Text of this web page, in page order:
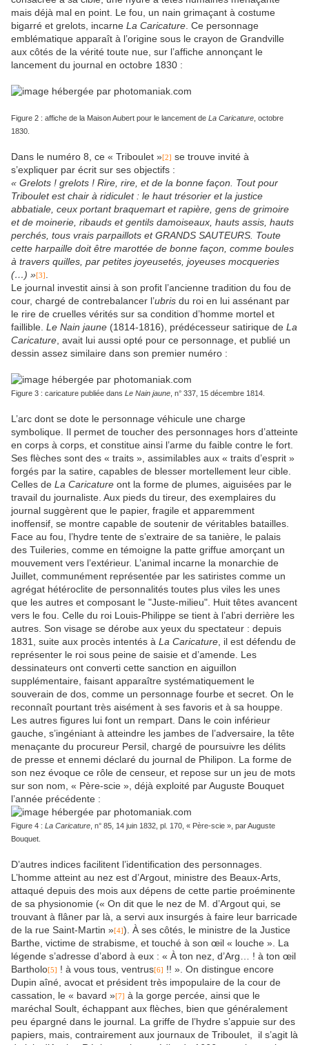
mais déjà mal en point. Le fou, un nain grimaçant à costume
bigarré et grelots, incarne La Caricature . Ce personnage
emblématique apparaît à l’origine sous le crayon de Grandville
aux côtés de la vérité toute nue, sur l’affiche annonçant le
lancement du journal en octobre 1830 :
Figure 2 : affiche de la Maison Aubert pour le lancement de La Caricature , octobre
1830.
Dans le numéro 8, ce « Triboulet »[2] se trouve invité à
s’expliquer par écrit sur ses objectifs :
« Grelots ! grelots ! Rire, rire, et de la bonne façon. Tout pour
Triboulet est chair à ridiculet : le haut trésorier et la justice
abbatiale, ceux portant braquemart et rapière, gens de grimoire
et de moinerie, ribauds et gentils damoiseaux, hauts assis, hauts
perchés, tous vrais parpaillots et GRANDS SAUTEURS. Toute
cette harpaille doit être marottée de bonne façon, comme boules
à travers quilles, par petites joyeusetés, joyeuses mocqueries
(…) »[3]
Le journal investit ainsi à son profit l’ancienne tradition du fou de
cour, chargé de contrebalancer l’ubris du roi en lui assénant par
le rire de cruelles vérités sur sa condition d’homme mortel et
faillible. Le Nain jaune (1814-1816), prédécesseur satirique de La
Caricature , avait lui aussi opté pour ce personnage, et publié un
dessin assez similaire dans son premier numéro :
Figure 3 : caricature publiée dans Le Nain jaune , n° 337, 15 décembre 1814.
L’arc dont se dote le personnage véhicule une charge
symbolique. Il permet de toucher des personnages hors d’atteinte
en corps à corps, et constitue ainsi l’arme du faible contre le fort.
Ses flèches sont des « traits », assimilables aux « traits d’esprit »
forgés par la satire, capables de blesser mortellement leur cible.
Celles de La Caricature ont la forme de plumes, aiguisées par le
travail du journaliste. Aux pieds du tireur, des exemplaires du
journal suggèrent que le papier, fragile et apparemment
inoffensif, se montre capable de soutenir de véritables batailles.
Face au fou, l’hydre tente de s’extraire de sa tanière, le palais
des Tuileries, comme en témoigne la patte griffue amorçant un
mouvement vers l’extérieur. L’animal incarne la monarchie de
Juillet, communément représentée par les satiristes comme un
agrégat hétéroclite de personnalités toutes plus viles les unes
que les autres et composant le "Juste-milieu". Huit têtes avancent
vers le fou. Celle du roi Louis-Philippe se tient à l’abri derrière les
autres. Son visage se dérobe aux yeux du spectateur : depuis
1831, suite aux procès intentés à La Caricature , il est défendu de
représenter le roi sous peine de saisie et d’amende. Les
dessinateurs ont converti cette sanction en aiguillon
supplémentaire, faisant apparaître systématiquement le
souverain de dos, comme un personnage fourbe et secret. On le
reconnaît pourtant très aisément à ses favoris et à sa houppe.
Les autres figures lui font un rempart. Dans le coin inférieur
gauche, s’ingéniant à atteindre les jambes de l’adversaire, la tête
menaçante du procureur Persil, chargé de poursuivre les délits
de presse et ennemi déclaré du journal de Philipon. La forme de
son nez évoque ce rôle de censeur, et repose sur un jeu de mots
sur son nom, « Père-scie », déjà exploité par Auguste Bouquet
l’année précédente :
Figure 4 : La Caricature , n° 85, 14 juin 1832, pl. 170, « Père-scie », par Auguste
Bouquet.
D’autres indices facilitent l’identification des personnages.
L’homme atteint au nez est d’Argout, ministre des Beaux-Arts,
attaqué depuis des mois aux dépens de cette partie proéminente
de sa physionomie (« On dit que le nez de M. d’Argout qui, se
trouvant à flâner par là, a servi aux insurgés à faire leur barricade
de la rue Saint-Martin »[4]). À ses côtés, le ministre de la Justice
Barthe, victime de strabisme, et touché à son œil « louche ». La
légende s’adresse d’abord à eux : « À ton nez, d’Arg… ! à ton œil
Bartholo[5] ! à vous tous, ventrus[6]
!! ». On distingue encore
Dupin aîné, avocat et président très impopulaire de la cour de
cassation, le « bavard »[7] à la gorge percée, ainsi que le
maréchal Soult, échappant aux flèches, bien que généralement
peu épargné dans le journal. La griffe de l’hydre s’appuie sur des
papiers, mais, contrairement aux journaux de Triboulet, il s’agit là